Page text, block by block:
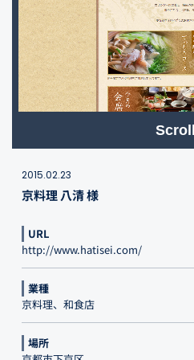
Scroll
2015.02.23
京料理 八清 様
URL
http://www.hatisei.com/
業種
京料理、和食店
場所